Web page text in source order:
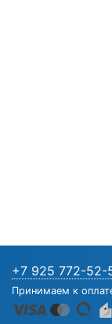
+7 925 772-52-
Принимаем к